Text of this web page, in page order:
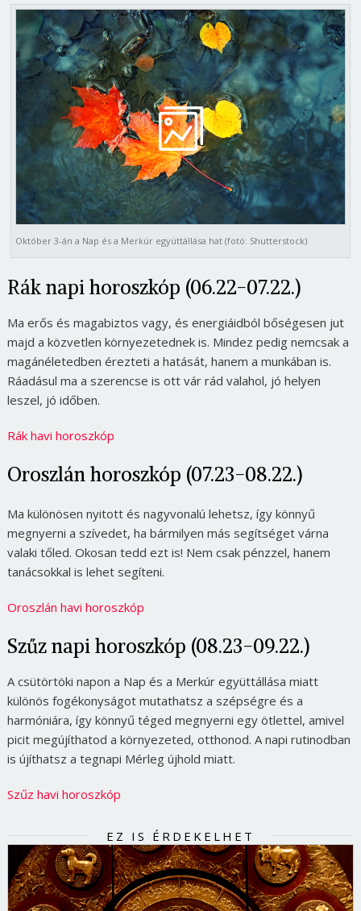
Október 3-án a Nap és a Merkúr együttállása hat (fotó: Shutterstock)
Rák napi horoszkóp (06.22-07.22.)
Ma erős és magabiztos vagy, és energiáidból bőségesen jut
majd a közvetlen környezetednek is. Mindez pedig nemcsak a
magánéletedben érezteti a hatását, hanem a munkában is.
Ráadásul ma a szerencse is ott vár rád valahol, jó helyen
leszel, jó időben.
Rák havi horoszkóp
Oroszlán horoszkóp (07.23-08.22.)
Ma különösen nyitott és nagyvonalú lehetsz, így könnyű
megnyerni a szívedet, ha bármilyen más segítséget várna
valaki tőled. Okosan tedd ezt is! Nem csak pénzzel, hanem
tanácsokkal is lehet segíteni.
Oroszlán havi horoszkóp
Szűz napi horoszkóp (08.23-09.22.)
A csütörtöki napon a Nap és a Merkúr együttállása miatt
különös fogékonyságot mutathatsz a szépségre és a
harmóniára, így könnyű téged megnyerni egy ötlettel, amivel
picit megújíthatod a környezeted, otthonod. A napi rutinodban
is újíthatsz a tegnapi Mérleg újhold miatt.
Szűz havi horoszkóp
EZ IS ÉRDEKELHET